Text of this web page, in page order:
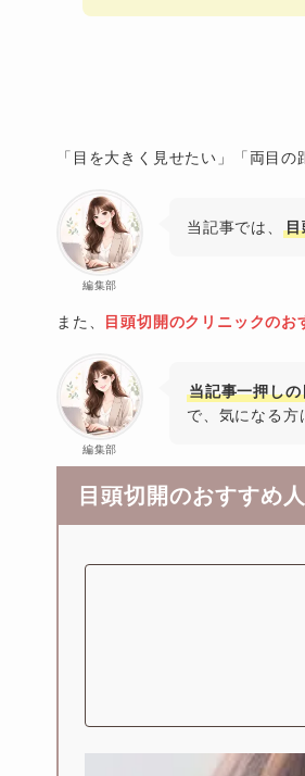
「目を大きく見せたい」「両目
編集部
当記事では、 目
また、 目頭切開のクリニックのお
編集部
当記事一押し
で、気になる方
目頭切開のおすすめ